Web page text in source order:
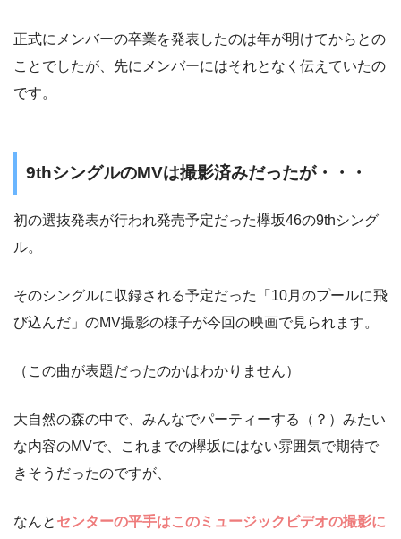
正式にメンバーの卒業を発表したのは年が明けてからとの
ことでしたが、先にメンバーにはそれとなく伝えていたの
です。
9thシングルのMVは撮影済みだったが・・・
初の選抜発表が行われ発売予定だった欅坂46の9thシング
ル。
そのシングルに収録される予定だった「10月のプールに飛
び込んだ」のMV撮影の様子が今回の映画で見られます。
（この曲が表題だったのかはわかりません）
大自然の森の中で、みんなでパーティーする（？）みたい
な内容のMVで、これまでの欅坂にはない雰囲気で期待で
きそうだったのですが、
なんと センターの平手はこのミュージックビデオの撮影に